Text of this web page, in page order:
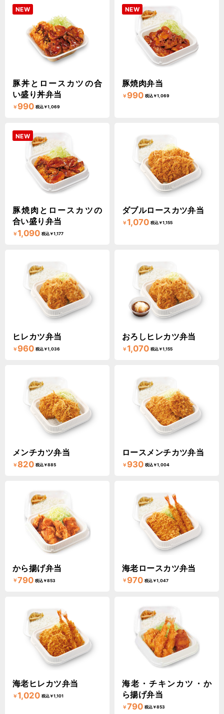
NEW
豚丼とロースカツの合
い盛り丼弁当
￥ 990 税込￥1,069
NEW
豚焼肉弁当
￥ 990 税込￥1,069
NEW
豚焼肉とロースカツの
合い盛り弁当
￥1,090 税込￥1,177
ダブルロースカツ弁当
￥1,070 税込￥1,155
ヒレカツ弁当
￥ 960 税込￥1,036
おろしヒレカツ弁当
￥1,070 税込￥1,155
メンチカツ弁当
￥820 税込￥885
ロースメンチカツ弁当
￥ 930 税込￥1,004
から揚げ弁当
￥790 税込￥853
海老ロースカツ弁当
￥ 970 税込￥1,047
海老ヒレカツ弁当
￥1,020 税込￥1,101
海老・チキンカツ・か
ら揚げ弁当
￥790 税込￥853